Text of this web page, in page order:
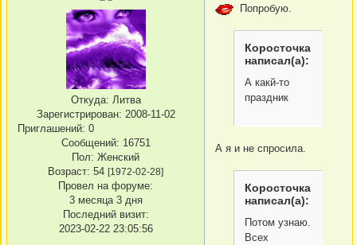
Откуда: Литва
Зарегистрирован: 2008-11-02
Приглашений: 0
Сообщений: 16751
Пол: Женский
Возраст: 54 [1972-02-28]
Провел на форуме:
3 месяца 3 дня
Последний визит:
2023-02-22 23:05:56
Попробую.
Коросточка
написал(а):
А какй-то
праздник
А я и не спросила.
Коросточка
написал(а):
Потом узнаю.
Всех